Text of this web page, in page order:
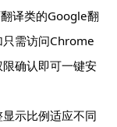
译类的Google翻
只需访问Chrome
确认即可一键安
示比例适应不同